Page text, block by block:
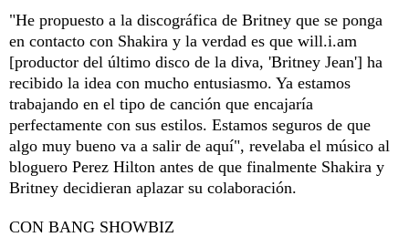
"He propuesto a la discográfica de Britney que se ponga
en contacto con Shakira y la verdad es que will.i.am
[productor del último disco de la diva, 'Britney Jean'] ha
recibido la idea con mucho entusiasmo. Ya estamos
trabajando en el tipo de canción que encajaría
perfectamente con sus estilos. Estamos seguros de que
algo muy bueno va a salir de aquí", revelaba el músico al
bloguero Perez Hilton antes de que finalmente Shakira y
Britney decidieran aplazar su colaboración.
CON BANG SHOWBIZ